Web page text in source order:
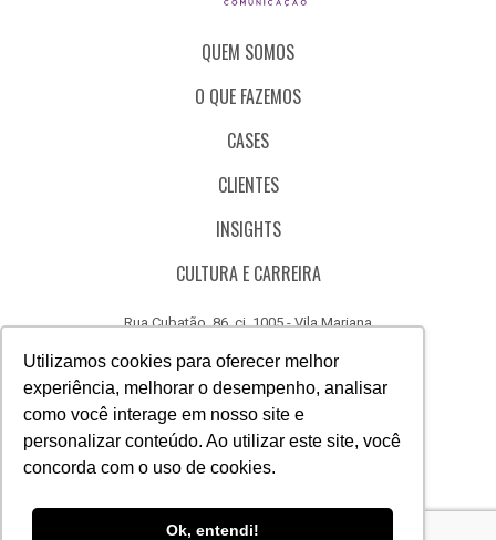
Utilizamos cookies para oferecer melhor
experiência, melhorar o desempenho, analisar
como você interage em nosso site e
personalizar conteúdo. Ao utilizar este site, você
concorda com o uso de cookies.
Ok, entendi!
QUEM SOMOS
O QUE FAZEMOS
CASES
CLIENTES
INSIGHTS
CULTURA E CARREIRA
Rua Cubatão, 86, cj. 1005 - Vila Mariana
CÓDIGO DE ÉTICA
CANAL DE DENÚNCIAS
AcesseAcesseAcesse